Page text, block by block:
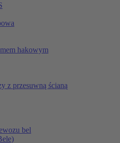
hakowym
z przesuwną ścianą
bel